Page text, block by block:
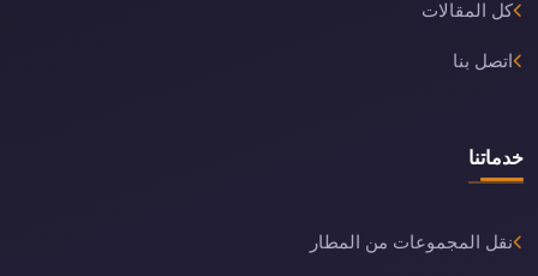
كل المقالات
اتصل بنا
خدماتنا
نقل المجموعات من المطار